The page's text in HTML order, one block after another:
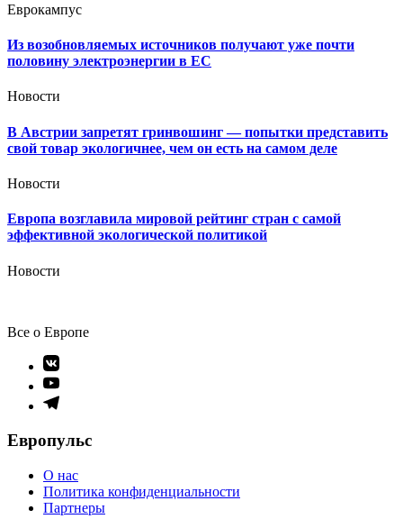
Еврокампус
Из возобновляемых источников получают уже почти
половину электроэнергии в ЕС
Новости
В Австрии запретят гринвошинг — попытки представить
свой товар экологичнее, чем он есть на самом деле
Новости
Европа возглавила мировой рейтинг стран с самой
эффективной экологической политикой
Новости
Все о Европе
Элемент
меню
Элемент
меню
Элемент
Европульс
О нас
Политика конфиденциальности
Партнеры